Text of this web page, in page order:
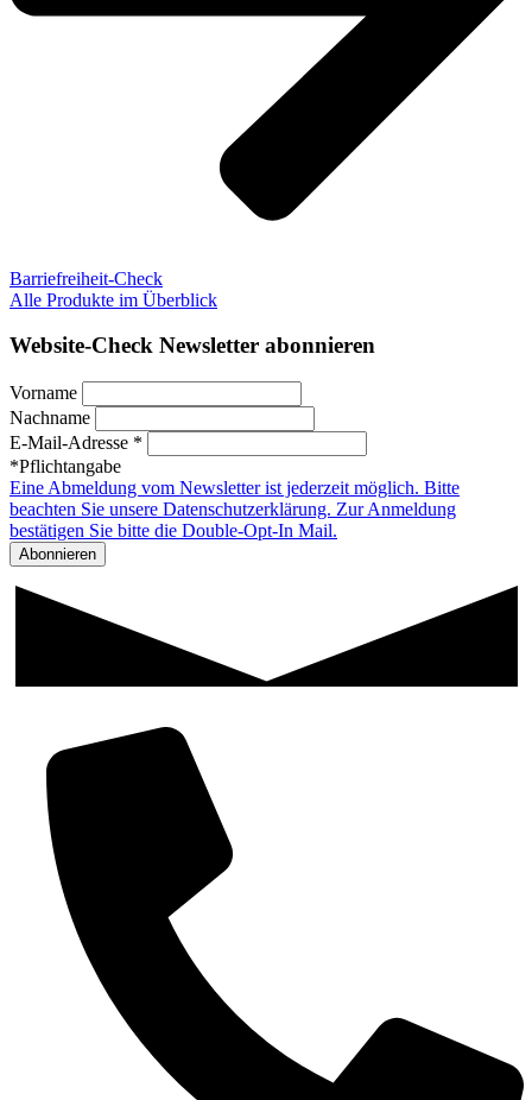
Barriefreiheit-Check
Alle Produkte im Überblick
Website-Check Newsletter abonnieren
Vorname
Nachname
E-Mail-Adresse *
*Pflichtangabe
Eine Abmeldung vom Newsletter ist jederzeit möglich. Bitte
beachten Sie unsere Datenschutzerklärung. Zur Anmeldung
bestätigen Sie bitte die Double-Opt-In Mail.